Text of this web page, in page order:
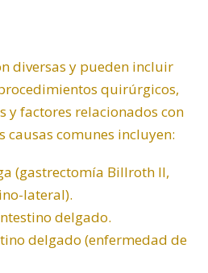
diversas y pueden incluir
quirúrgicos,
y factores relacionados con
causas comunes incluyen:
(gastrectomía Billroth II,
lateral).
delgado.
delgado (enfermedad de